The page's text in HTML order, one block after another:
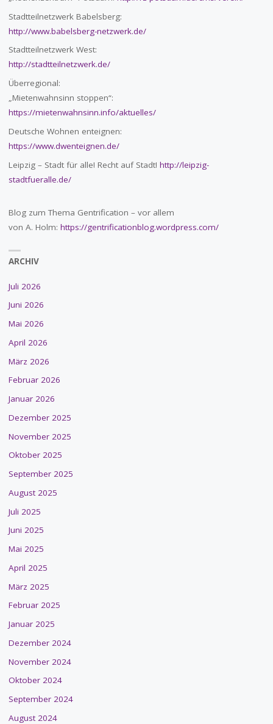
Stadtteilnetzwerk Babelsberg:
http://www.babelsberg-netzwerk.de/
Stadtteilnetzwerk West:
http://stadtteilnetzwerk.de/
Überregional:
„Mietenwahnsinn stoppen“:
https://mietenwahnsinn.info/aktuelles/
Deutsche Wohnen enteignen:
https://www.dwenteignen.de/
Leipzig – Stadt für alle! Recht auf Stadt! http://leipzig-
stadtfueralle.de/
Blog zum Thema Gentrification – vor allem
von A. Holm: https://gentrificationblog.wordpress.com/
ARCHIV
Juli 2026
Juni 2026
Mai 2026
April 2026
März 2026
Februar 2026
Januar 2026
Dezember 2025
November 2025
Oktober 2025
September 2025
August 2025
Juli 2025
Juni 2025
Mai 2025
April 2025
März 2025
Februar 2025
Januar 2025
Dezember 2024
November 2024
Oktober 2024
September 2024
August 2024